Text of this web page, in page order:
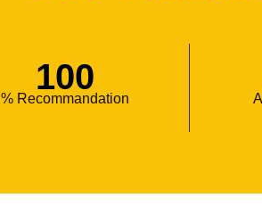
% Recommandation
100